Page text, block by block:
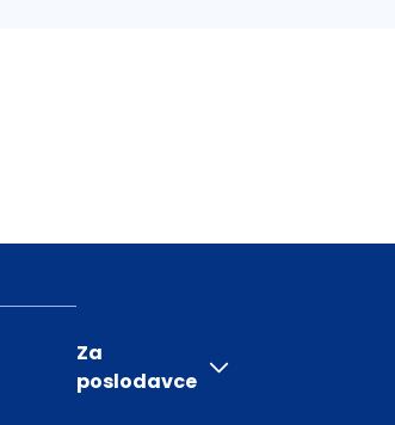
Za
poslodavce